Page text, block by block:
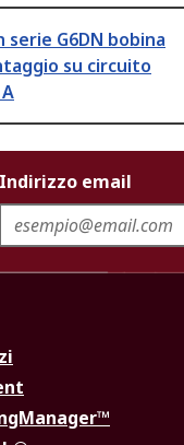
serie G6DN bobina
su circuito
Indirizzo email